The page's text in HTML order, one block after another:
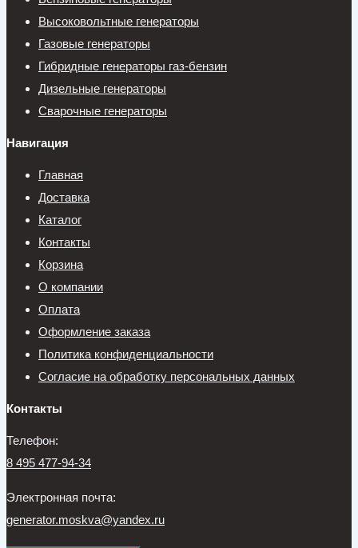
Высоковольтные генераторы
Газовые генераторы
Гибридные генераторы газ-бензин
Дизельные генераторы
Сварочные генераторы
Навигация
Главная
Доставка
Каталог
Контакты
Корзина
О компании
Оплата
Оформление заказа
Политика конфиденциальности
Согласие на обработку персональных данных
Контакты
Телефон:
8 495 477-94-34
Электронная почта:
generator.moskva@yandex.ru